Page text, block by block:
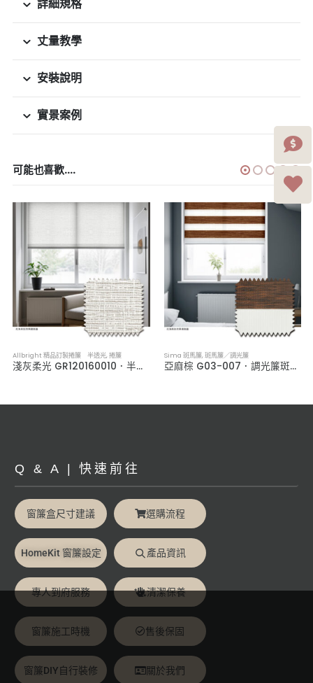
詳細規格
丈量教學
安裝說明
實景案例
可能也喜歡....
Allbright 精品訂製捲簾 半透光,捲簾
淺灰柔光 GR120160010．半透光捲簾
Sima 斑馬簾,斑馬簾／調光簾
亞麻棕 G03-007．調光簾斑馬簾
Q & A | 快速前往
窗簾盒尺寸建議 選購流程
HomeKit 窗簾設定 產品資訊
專人到府服務 清潔保養
窗簾施工時機 售後保固
窗簾DIY自行裝修 關於我們